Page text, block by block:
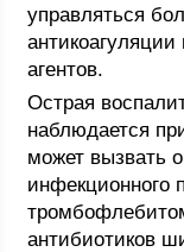
управляться
агентов.
Острая
наблюдается
может вызвать
инфекционного
антибиотиков